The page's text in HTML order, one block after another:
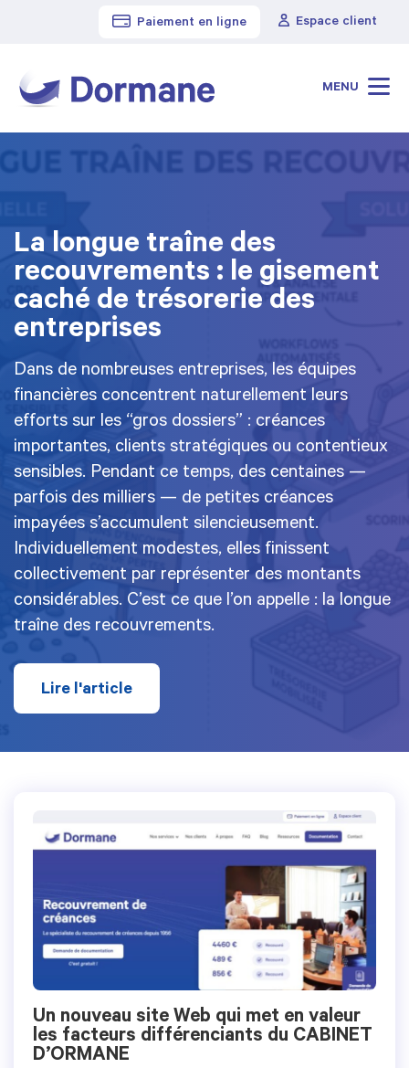
Paiement en ligne Espace client
MENU
Cabinet Dormane > Blog
La longue traîne des
recouvrements : le gisement
caché de trésorerie des
entreprises
Dans de nombreuses entreprises, les équipes
financières concentrent naturellement leurs
efforts sur les “gros dossiers” : créances
importantes, clients stratégiques ou contentieux
sensibles. Pendant ce temps, des centaines —
parfois des milliers — de petites créances
impayées s’accumulent silencieusement.
Individuellement modestes, elles finissent
collectivement par représenter des montants
considérables. C’est ce que l’on appelle : la longue
traîne des recouvrements.
Lire l'article
Un nouveau site Web qui met en valeur
les facteurs différenciants du CABINET
D’ORMANE